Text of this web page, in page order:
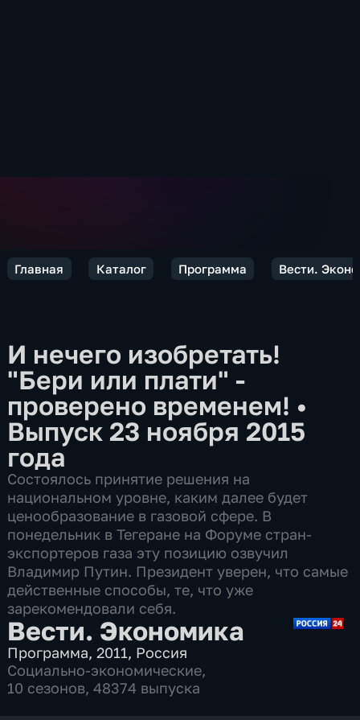
Главная Каталог Программа Вести.
И нечего изобретать!
"Бери или плати" -
проверено временем! •
Выпуск 23 ноября 2015
года
Состоялось принятие решения на
национальном уровне, каким далее будет
ценообразование в газовой сфере. В
понедельник в Тегеране на Форуме стран-
экспортеров газа эту позицию озвучил
Владимир Путин. Президент уверен, что самые
действенные способы, те, что уже
зарекомендовали себя.
Вести. Экономика
Программа,2011, Россия
Социально-экономические,
10 сезонов, 48374 выпуска